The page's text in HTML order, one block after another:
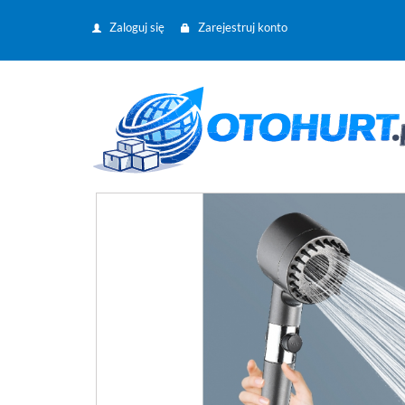
Zaloguj się Zarejestruj konto